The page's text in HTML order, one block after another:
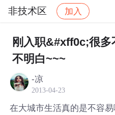
非技术区 加入
社区 非技术区 帖子
刚入职&#xff0c;很
不明白~~~
-凉
2013-04-23
在大城市生活真的是不容